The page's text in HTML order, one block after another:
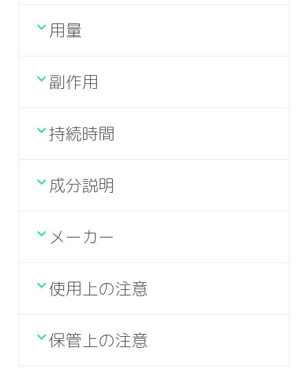
用量
副作用
持続時間
成分説明
メーカー
使用上の注意
保管上の注意